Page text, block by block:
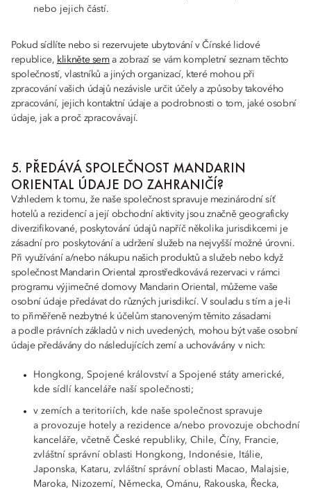
nebo jejich částí.
Pokud sídlíte nebo si rezervujete ubytování v Čínské lidové
republice, klikněte sema zobrazí se vám kompletní seznam těchto
společností, vlastníků a jiných organizací, které mohou při
zpracování vašich údajů nezávisle určit účely a způsoby takového
zpracování, jejich kontaktní údaje a podrobnosti o tom, jaké osobní
údaje, jak a proč zpracovávají.
5. PŘEDÁVÁ SPOLEČNOST MANDARIN
ORIENTAL ÚDAJE DO ZAHRANIČÍ?
Vzhledem k tomu, že naše společnost spravuje mezinárodní síť
hotelů a rezidencí a její obchodní aktivity jsou značně geograficky
diverzifikované, poskytování údajů napříč několika jurisdikcemi je
zásadní pro poskytování a udržení služeb na nejvyšší možné úrovni.
Při využívání a/nebo nákupu našich produktů a služeb nebo když
společnost Mandarin Oriental zprostředkovává rezervaci v rámci
programu výjimečné domovy Mandarin Oriental, můžeme vaše
osobní údaje předávat do různých jurisdikcí. V souladu s tím a je-li
to přiměřeně nezbytné k účelům stanoveným těmito zásadami
a podle právních základů v nich uvedených, mohou být vaše osobní
údaje předávány do následujících zemí a uchovávány v nich:
Hongkong, Spojené království a Spojené státy americké,
kde sídlí kanceláře naší společnosti;
v zemích a teritoriích, kde naše společnost spravuje
a provozuje hotely a rezidence a/nebo provozuje obchodní
kanceláře, včetně České republiky, Chile, Číny, Francie,
zvláštní správní oblasti Hongkong, Indonésie, Itálie,
Japonska, Kataru, zvláštní správní oblasti Macao, Malajsie,
Maroka, Nizozemí, Německa, Ománu, Rakouska, Řecka,